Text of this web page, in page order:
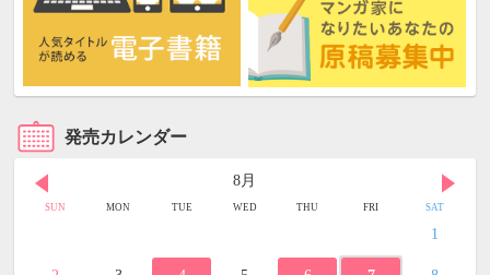
発売カレンダー
8月
SUN MON TUE WED THU FRI SAT
1